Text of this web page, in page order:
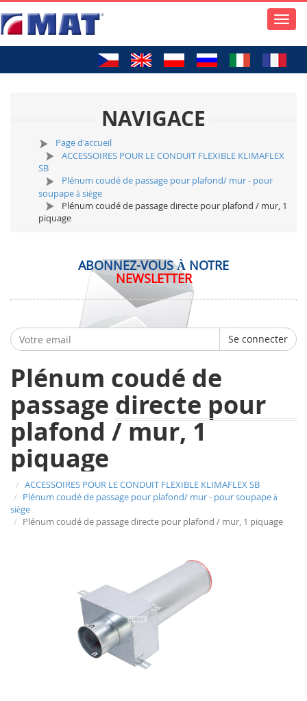
Toggle
NAVIGACE
Page d'accueil
ACCESSOIRES POUR LE CONDUIT FLEXIBLE KLIMAFLEX
SB
Plénum coudé de passage pour plafond/ mur - pour
soupape à siège
Plénum coudé de passage directe pour plafond / mur, 1
piquage
ABONNEZ-VOUS À NOTRE
NEWSLETTER
Se connecter
Plénum coudé de
passage directe pour
plafond / mur, 1
piquage
ACCESSOIRES POUR LE CONDUIT FLEXIBLE KLIMAFLEX SB
Plénum coudé de passage pour plafond/ mur - pour soupape à
siège
Plénum coudé de passage directe pour plafond / mur, 1 piquage